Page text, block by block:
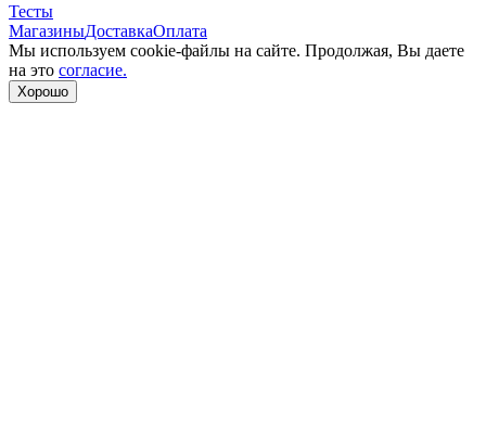
Тесты
МагазиныДоставкаОплата
Мы используем cookie-файлы на сайте. Продолжая, Вы даете
на это согласие.
Хорошо